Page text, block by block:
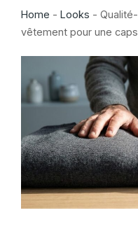
Home - Looks -
vêtement pour une